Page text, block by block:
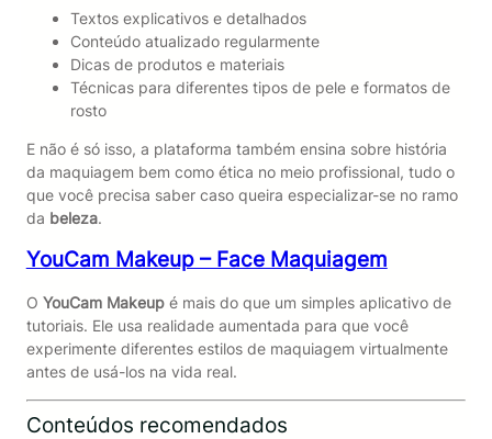
Textos explicativos e detalhados
Conteúdo atualizado regularmente
Dicas de produtos e materiais
Técnicas para diferentes tipos de pele e formatos de
rosto
E não é só isso, a plataforma também ensina sobre história
da maquiagem bem como ética no meio profissional, tudo o
que você precisa saber caso queira especializar-se no ramo
da beleza.
YouCam Makeup – Face Maquiagem
O YouCam Makeupé mais do que um simples aplicativo de
tutoriais. Ele usa realidade aumentada para que você
experimente diferentes estilos de maquiagem virtualmente
antes de usá-los na vida real.
Conteúdos recomendados